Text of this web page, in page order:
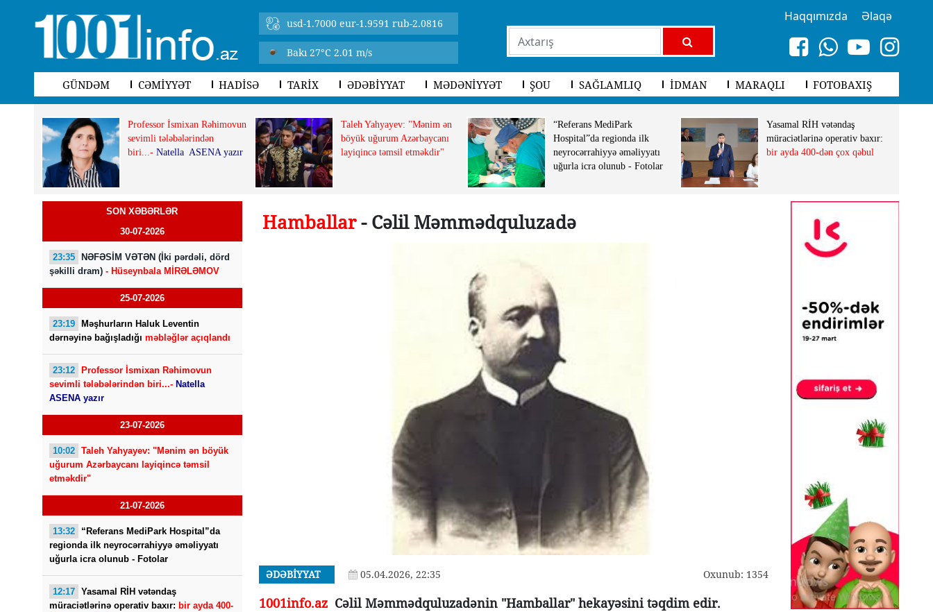
usd-1.7000 eur-1.9591 rub-2.0816
Bakı 27°C 2.01 m/s
Haqqımızda Əlaqə
GÜNDƏM CƏMİYYƏT HADİSƏ TARİX ƏDƏBİYYAT MƏDƏNİYYƏT ŞOU SAĞLAMLIQ İDMAN MARAQLI FOTOBAXIŞ
Professor İsmixan Rəhimovun
sevimli tələbələrindən
biri...- Natella ASENA yazır
Taleh Yahyayev: "Mənim ən
böyük uğurum Azərbaycanı
layiqincə təmsil etməkdir"
“Referans MediPark
Hospital”da regionda ilk
neyrocərrahiyyə əməliyyatı
uğurla icra olunub - Fotolar
Yasamal RİH vətəndaş
müraciətlərinə operativ baxır:
bir ayda 400-dən çox qəbul
SON XƏBƏRLƏR
30-07-2026
23:35
NƏFƏSİM VƏTƏN (İki pərdəli, dörd
şəkilli dram) - Hüseynbala MİRƏLƏMOV
25-07-2026
23:19
Məşhurların Haluk Leventin
dərnəyinə bağışladığı məbləğlər açıqlandı
23:12
Professor İsmixan Rəhimovun
sevimli tələbələrindən biri...- Natella
ASENA yazır
23-07-2026
10:02 Taleh Yahyayev: "Mənim ən böyük
uğurum Azərbaycanı layiqincə təmsil
etməkdir"
21-07-2026
13:32
“Referans MediPark Hospital”da
regionda ilk neyrocərrahiyyə əməliyyatı
uğurla icra olunub - Fotolar
12:17 Yasamal RİH vətəndaş
müraciətlərinə operativ baxır: bir ayda 400-
Hamballar- Cəlil Məmmədquluzadə
ƏDƏBİYYAT 05.04.2026, 22:35 Oxunub: 1354
1001info.az Cəlil Məmmədquluzadənin "Hamballar" hekayəsini təqdim edir.